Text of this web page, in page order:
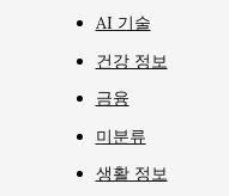
AI 기술
건강 정보
금융
미분류
생활 정보